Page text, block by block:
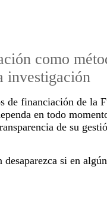
como
investigación
de financiación de la
en todo
de su
si en